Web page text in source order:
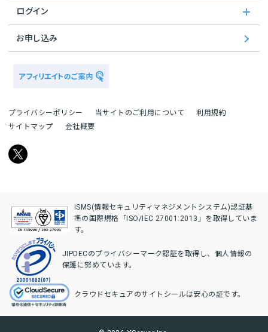
ログイン
お申し込み
プライバシーポリシー 当サイトのご利用について
利用規約
サイトマップ
会社概要
ISMS(情報セキュリティマネジメントシステム)認証基
準の国際規格「ISO/IEC 27001:2013」を取得していま
す。
JIPDECのプライバシーマーク認証を取得し、個人情報の
保護に努めています。
クラウドセキュアのサイトシールは安心の証です。